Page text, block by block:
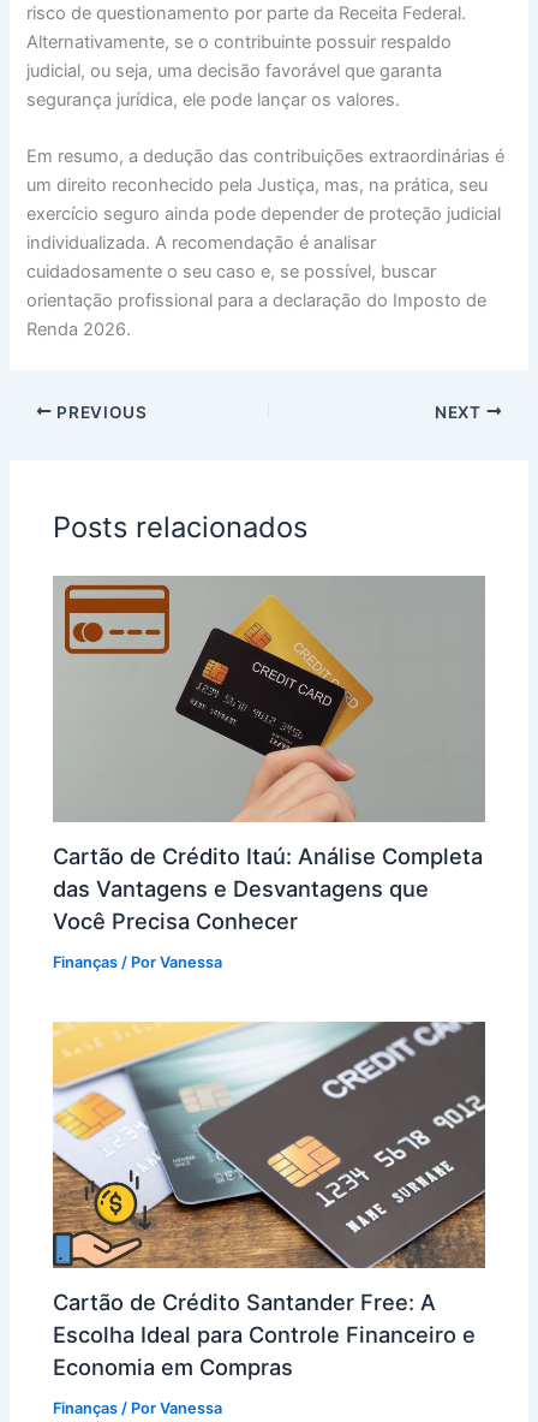
risco de questionamento por parte da Receita Federal.
Alternativamente, se o contribuinte possuir respaldo
judicial, ou seja, uma decisão favorável que garanta
segurança jurídica, ele pode lançar os valores.
Em resumo, a dedução das contribuições extraordinárias é
um direito reconhecido pela Justiça, mas, na prática, seu
exercício seguro ainda pode depender de proteção judicial
individualizada. A recomendação é analisar
cuidadosamente o seu caso e, se possível, buscar
orientação profissional para a declaração do Imposto de
Renda 2026.
PREVIOUS NEXT
Posts relacionados
Cartão de Crédito Itaú: Análise Completa
das Vantagens e Desvantagens que
Você Precisa Conhecer
Finanças / PorVanessa
Cartão de Crédito Santander Free: A
Escolha Ideal para Controle Financeiro e
Economia em Compras
Finanças / PorVanessa